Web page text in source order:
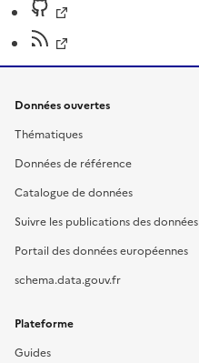
Données ouvertes
Thématiques
Données de référence
Catalogue de données
Suivre les publications des données
Portail des données européennes
schema.data.gouv.fr
Plateforme
Guides